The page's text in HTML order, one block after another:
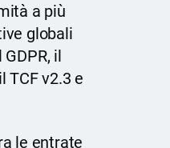
a più
globali
il
TCF v2.3 e
le entrate